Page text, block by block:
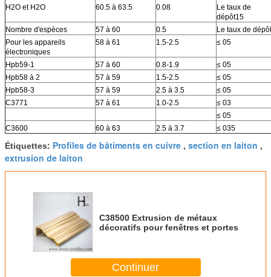
H2O et H2O 60.5 à 63.5 0.08
Le taux de
dépôt15
Nombre d'espèces
57 à 60 0.5
Le taux de
Pour les appareils
électroniques
58 à 61 1.5-2.5 ≤ 05
Hpb59-1 57 à 60 0.8-1.9
≤ 05
Hpb58 à 2
57 à 59 1.5-2.5
≤ 05
Hpb58-3
57 à 59 2.5 à 3.5
≤ 05
C3771
57 à 61 1.0-2.5
≤ 03
≤ 05
C3600
60 à 63 2.5 à 3.7 ≤ 035
Étiquettes: Profiles de bâtiments en cuivre , section en laiton ,
extrusion de laiton
C38500 Extrusion de métaux
décoratifs pour fenêtres et portes
Continuer